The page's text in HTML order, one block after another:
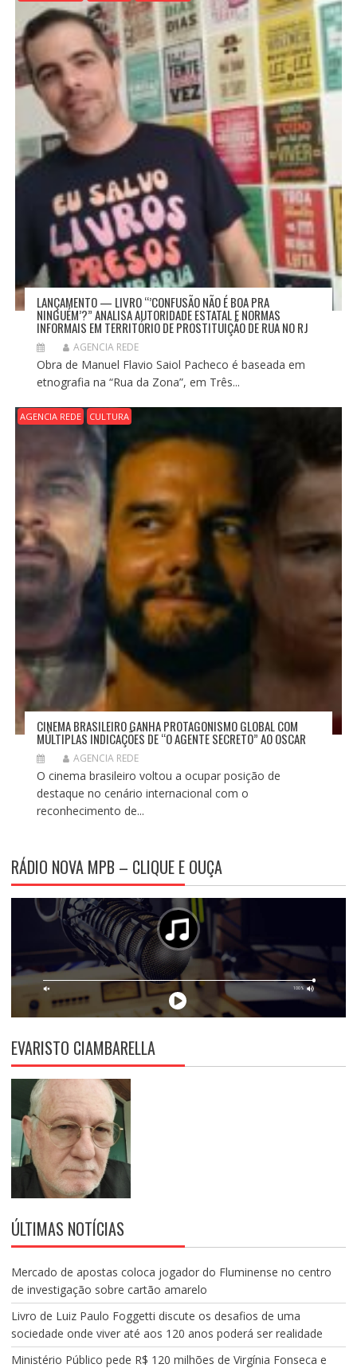
LANÇAMENTO — LIVRO “’CONFUSÃO NÃO É BOA PRA
NINGUÉM’?” ANALISA AUTORIDADE ESTATAL E NORMAS
INFORMAIS EM TERRITÓRIO DE PROSTITUIÇÃO DE RUA NO RJ
AGENCIA REDE
Obra de Manuel Flavio Saiol Pacheco é baseada em
etnografia na “Rua da Zona”, em Três...
AGENCIA REDE CULTURA
CINEMA BRASILEIRO GANHA PROTAGONISMO GLOBAL COM
MÚLTIPLAS INDICAÇÕES DE “O AGENTE SECRETO” AO OSCAR
AGENCIA REDE
O cinema brasileiro voltou a ocupar posição de
destaque no cenário internacional com o
reconhecimento de...
RÁDIO NOVA MPB – CLIQUE E OUÇA
EVARISTO CIAMBARELLA
ÚLTIMAS NOTÍCIAS
Mercado de apostas coloca jogador do Fluminense no centro
de investigação sobre cartão amarelo
Livro de Luiz Paulo Foggetti discute os desafios de uma
sociedade onde viver até aos 120 anos poderá ser realidade
Ministério Público pede R$ 120 milhões de Virgínia Fonseca e